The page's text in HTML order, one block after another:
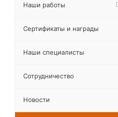
Наши работы
Сертификаты и награды
Наши специалисты
Сотрудничество
Новости